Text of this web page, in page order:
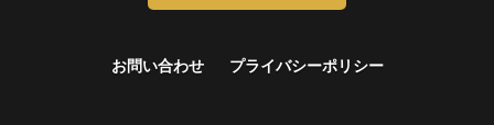
お問い合わせ プライバシーポリシー